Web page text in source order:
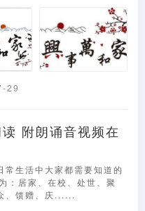
29
附朗诵音视频在
常生活中大家都需要知道的
：居家、在校、处世、聚
、馈赠、庆......